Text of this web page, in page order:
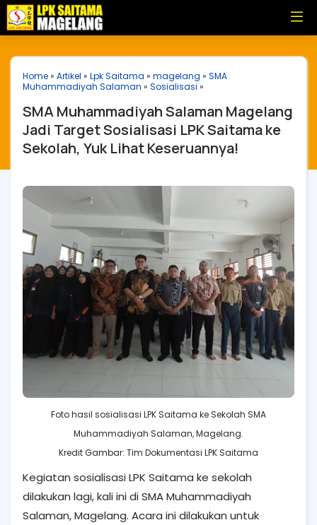
Home» Artikel » Lpk Saitama » magelang » SMA
Muhammadiyah Salaman » Sosialisasi »
SMA Muhammadiyah Salaman Magelang
Jadi Target Sosialisasi LPK Saitama ke
Sekolah, Yuk Lihat Keseruannya!
Foto hasil sosialisasi LPK Saitama ke Sekolah SMA
Muhammadiyah Salaman, Magelang.
Kredit Gambar: Tim Dokumentasi LPK Saitama
Kegiatan sosialisasi LPK Saitama ke sekolah
dilakukan lagi, kali ini di SMA Muhammadiyah
Salaman, Magelang. Acara ini dilakukan untuk